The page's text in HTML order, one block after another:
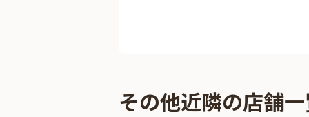
その他近隣の店舗